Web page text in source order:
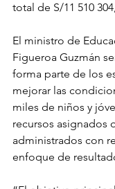
total de S/11 510
El ministro de
Figueroa Guzmán
forma parte de los
mejorar las
miles de niños y
recursos asignados
administrados con
enfoque de